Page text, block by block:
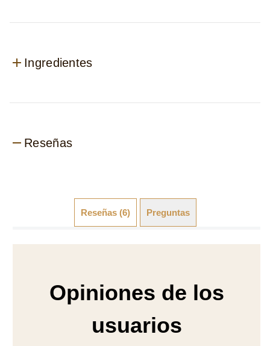
Ingredientes
Reseñas
Reseñas (6) Preguntas (0)
Opiniones de los
usuarios